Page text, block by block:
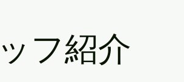
フ紹介